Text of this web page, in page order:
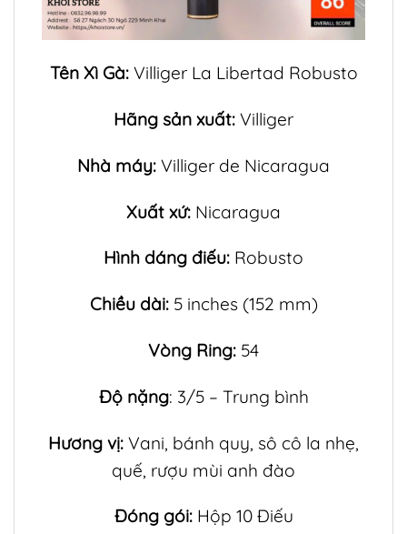
Tên Xì Gà: Villiger La Libertad Robusto
Hãng sản xuất: Villiger
Nhà máy: Villiger de Nicaragua
Xuất xứ: Nicaragua
Hình dáng điếu: Robusto
Chiều dài: 5 inches (152 mm)
Vòng Ring: 54
Độ nặng: 3/5 – Trung bình
Hương vị: Vani, bánh quy, sô cô la nhẹ,
quế, rượu mùi anh đào
Đóng gói: Hộp 10 Điếu